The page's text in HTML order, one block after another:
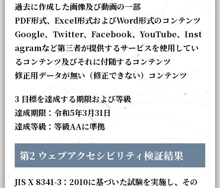
過去に作成した画像及び動画の一部
PDF形式、Excel形式およびWord形式のコンテンツ
Google、Twitter、Facebook、YouTube、Inst
agramなど第三者が提供するサービスを使用してい
るコンテンツ及びそれに付随するコンテンツ
修正用データが無い（修正できない）コンテンツ
3 目標を達成する期限および等級
達成期限：令和5年3月31日
達成等級：等級AAに準拠
第2 ウェブアクセシビリティ検証結果
JIS X 8341-3：2010に基づいた試験を実施し、その